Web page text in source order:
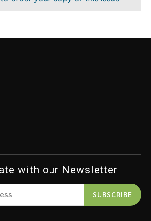
with our Newsletter
SUBSCRIBE